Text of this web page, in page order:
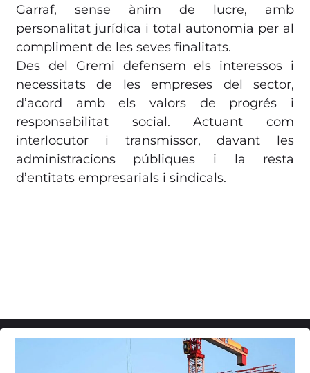
Garraf, sense ànim de lucre, amb
personalitat jurídica i total autonomia per al
compliment de les seves finalitats.
Des del Gremi defensem els interessos i
necessitats de les empreses del sector,
d’acord amb els valors de progrés i
responsabilitat social. Actuant com
interlocutor i transmissor, davant les
administracions públiques i la resta
d’entitats empresarials i sindicals.